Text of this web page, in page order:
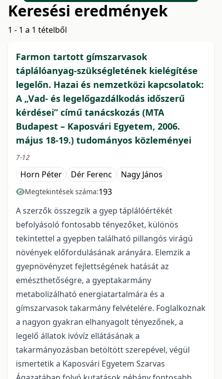
Keresési eredmények
1 - 1 a 1 tételből
Farmon tartott gímszarvasok
táplálóanyag-szükségletének kielégítése
legelőn. Hazai és nemzetközi kapcsolatok:
A „Vad- és legelőgazdálkodás időszerű
kérdései” című tanácskozás (MTA
Budapest – Kaposvári Egyetem, 2006.
május 18-19.) tudományos közleményei
7-12
Horn Péter Dér Ferenc Nagy János
Megtekintések száma:193
A szerzők összegzik a gyep táplálóértékét
befolyásoló fontosabb tényezőket, különös
tekintettel a gyepben található pillangós virágú
növények előfordulásának arányára. Elemzik a
gyepnövényzet fejlettségének hatását az
emészthetőségre, a gyeptakarmány
metabolizálható energiatartalmára és a
gímszarvasok takarmány felvételére. Foglalkoznak
a nagyon gyakran elhanyagolt tényezőnek, a
legelő állatok ivóvíz ellátásának a
takarmányozásban betöltött szerepével, végül
ismertetik a Kaposvári Egyetem Szarvas